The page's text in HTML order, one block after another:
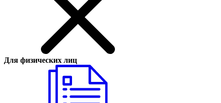
Для физических лиц